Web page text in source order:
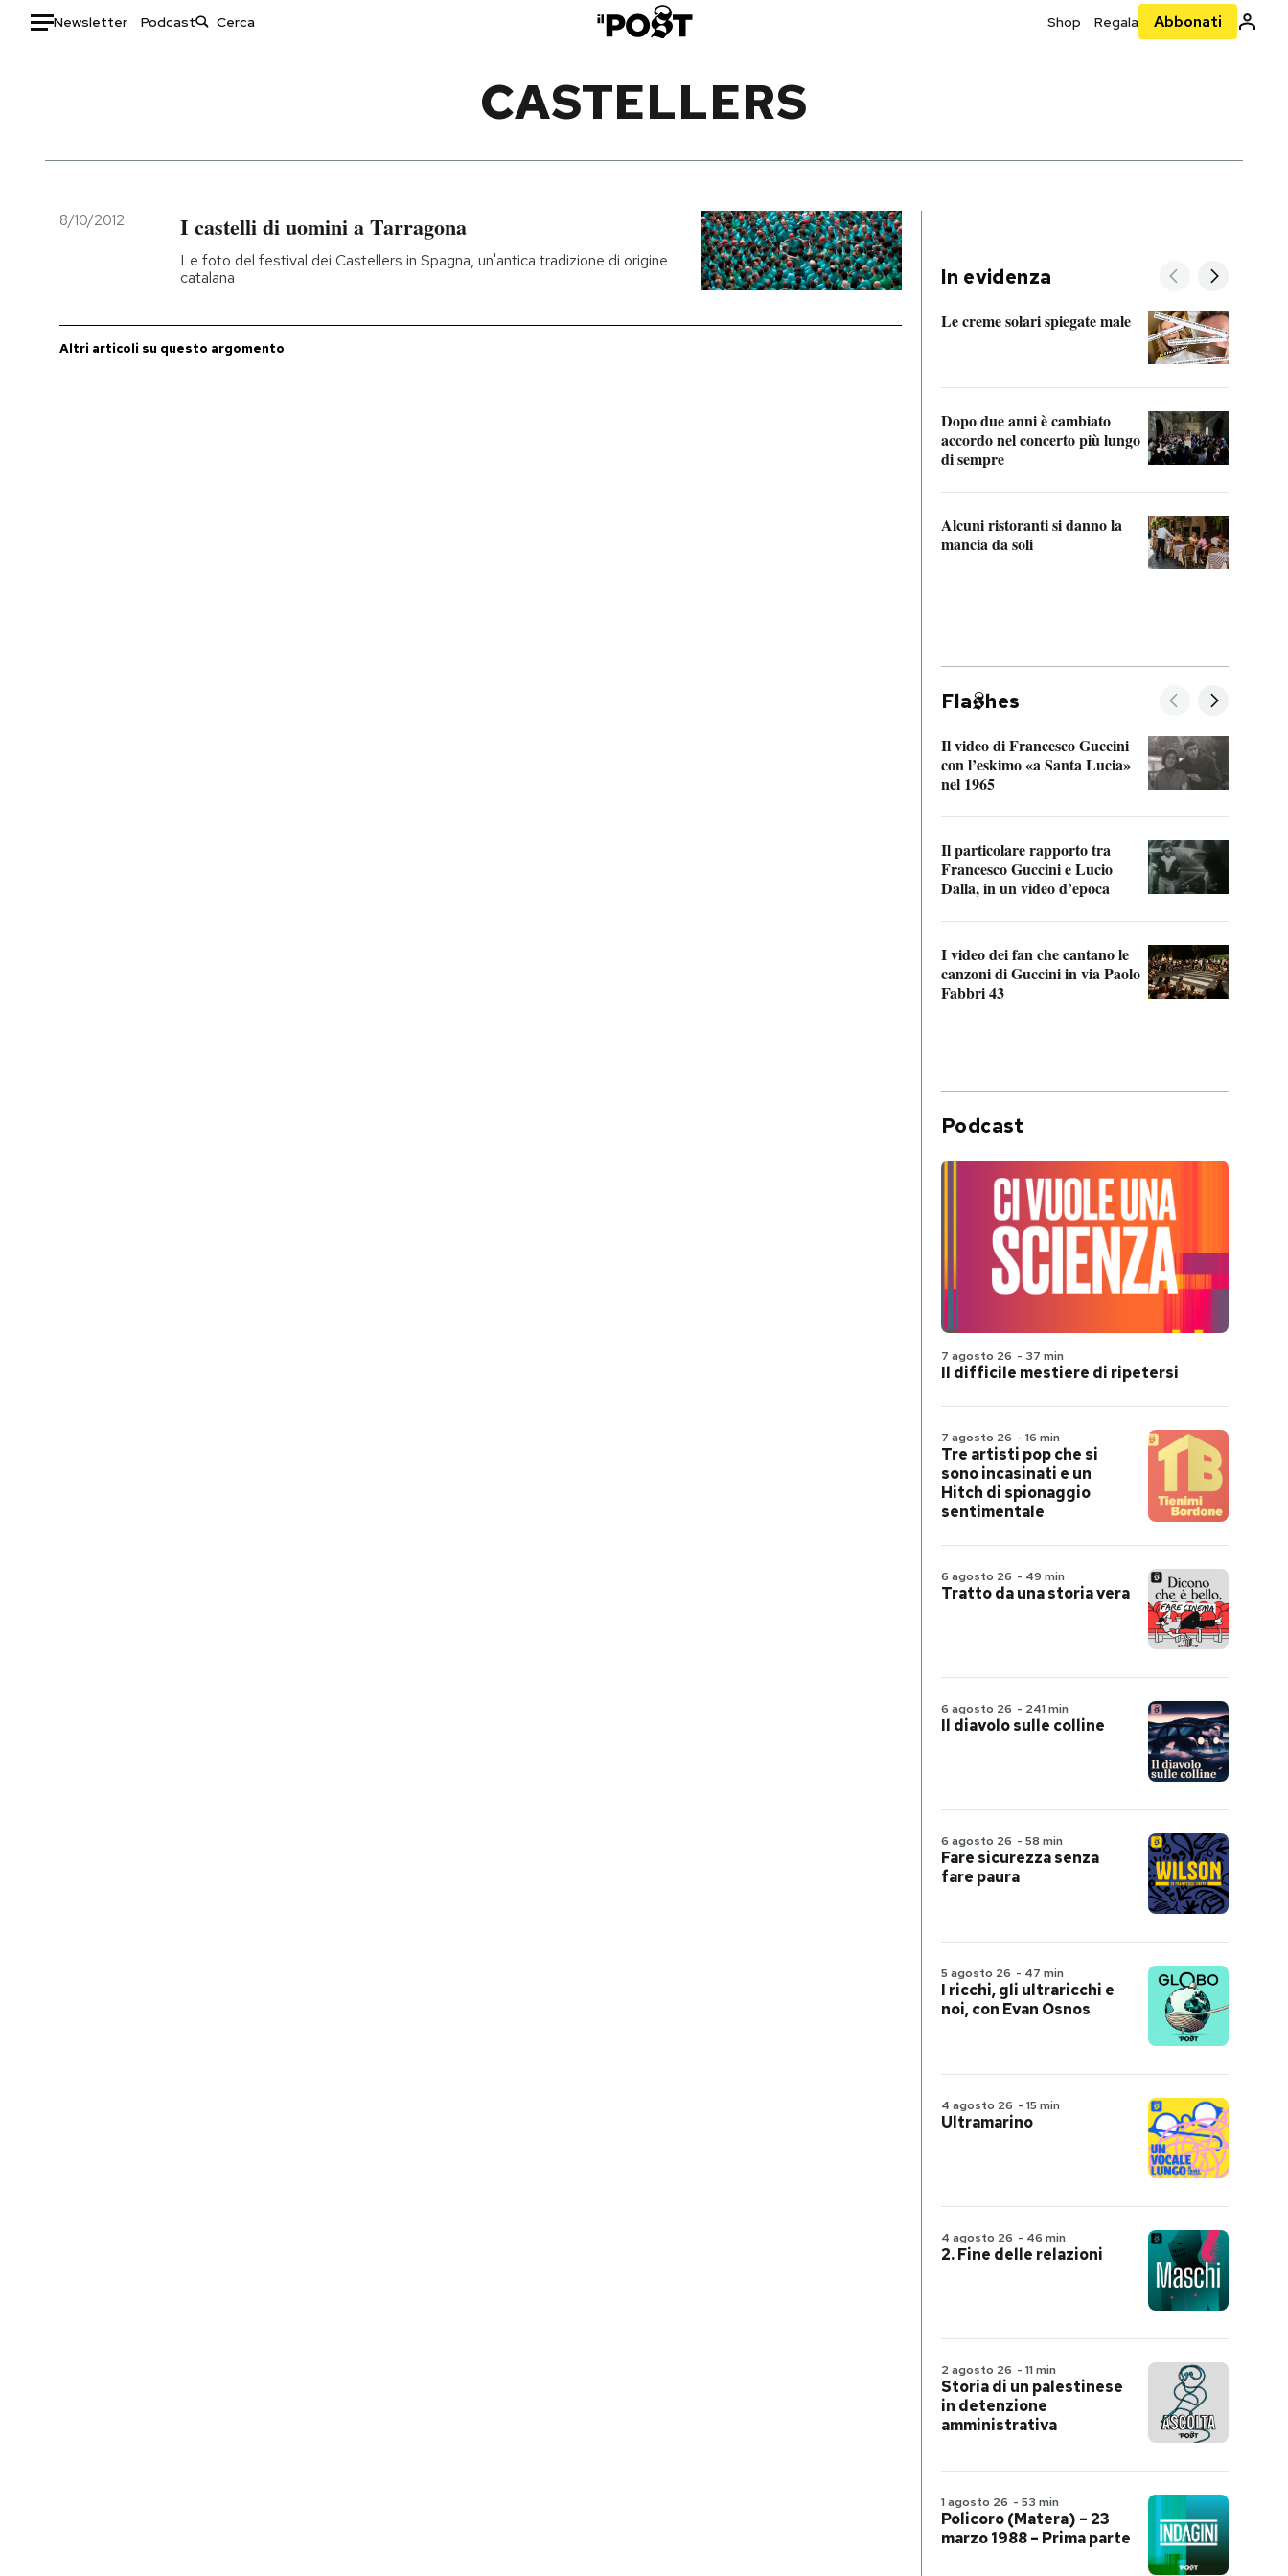
Newsletter Podcast Shop Regala Abbonati
Italia
Politica
Cultura
Economia
Moda
Ok Boomer!
Europa
Altrecose
CASTELLERS
8/10/2012 I castelli di uomini a Tarragona
Le foto del festival dei Castellers in Spagna, un'antica tradizione di origine
catalana
Altri articoli su questo argomento
In evidenza
Le creme solari spiegate male
Dopo due anni è cambiato
accordo nel concerto più lungo
di sempre
Alcuni ristoranti si danno la
mancia da soli
Fla hes
Il video di Francesco Guccini
con l’eskimo «a Santa Lucia»
nel 1965
Il particolare rapporto tra
Francesco Guccini e Lucio
Dalla, in un video d’epoca
I video dei fan che cantano le
canzoni di Guccini in via Paolo
Fabbri 43
Podcast
7 agosto 26 - 37 min
Il difficile mestiere di ripetersi
7 agosto 26 - 16 min
Tre artisti pop che si
sono incasinati e un
Hitch di spionaggio
sentimentale
6 agosto 26 - 49 min
Tratto da una storia vera
6 agosto 26 - 241 min
Il diavolo sulle colline
6 agosto 26 - 58 min
Fare sicurezza senza
fare paura
5 agosto 26 - 47 min
I ricchi, gli ultraricchi e
noi, con Evan Osnos
4 agosto 26 - 15 min
Ultramarino
4 agosto 26 - 46 min
2. Fine delle relazioni
2 agosto 26 - 11 min
Storia di un palestinese
in detenzione
amministrativa
1 agosto 26 - 53 min
Policoro (Matera) – 23
marzo 1988 – Prima parte